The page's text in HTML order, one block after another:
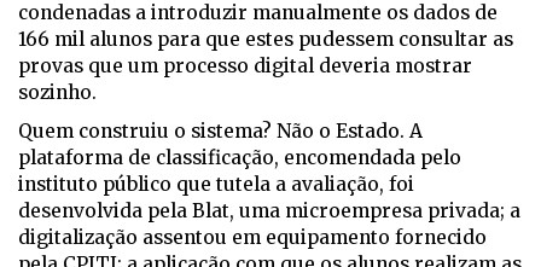
condenadas a introduzir manualmente os dados de
166 mil alunos para que estes pudessem consultar as
provas que um processo digital deveria mostrar
sozinho.
Quem construiu o sistema? Não o Estado. A
plataforma de classificação, encomendada pelo
instituto público que tutela a avaliação, foi
desenvolvida pela Blat, uma microempresa privada; a
digitalização assentou em equipamento fornecido